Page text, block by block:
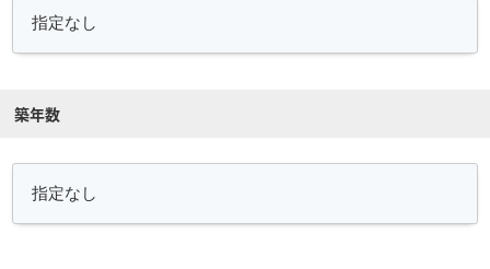
築年数